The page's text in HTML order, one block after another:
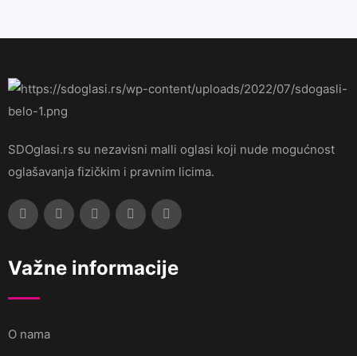
SDOglasi.rs su nezavisni malli oglasi koji nude mogućnost
oglašavanja fizičkim i pravnim licima.
Važne informacije
O nama